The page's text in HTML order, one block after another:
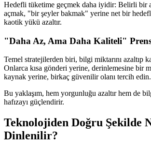
Hedefli tüketime geçmek daha iyidir: Belirli bir
açmak, "bir şeyler bakmak" yerine net bir
kaotik yükü azaltır.
"Daha Az, Ama Daha Kaliteli"
Temel stratejilerden biri, bilgi miktarını azaltıp
Onlarca kısa gönderi yerine, derinlemesine bir
kaynak yerine, birkaç güvenilir olanı tercih edin.
Bu yaklaşım, hem yorgunluğu azaltır hem de
hafızayı güçlendirir.
Teknolojiden Doğru Şekilde
Dinlenilir?